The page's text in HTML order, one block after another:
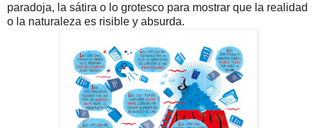
paradoja, la sátira o lo grotesco para mostrar que la realidad
o la naturaleza es risible y absurda.